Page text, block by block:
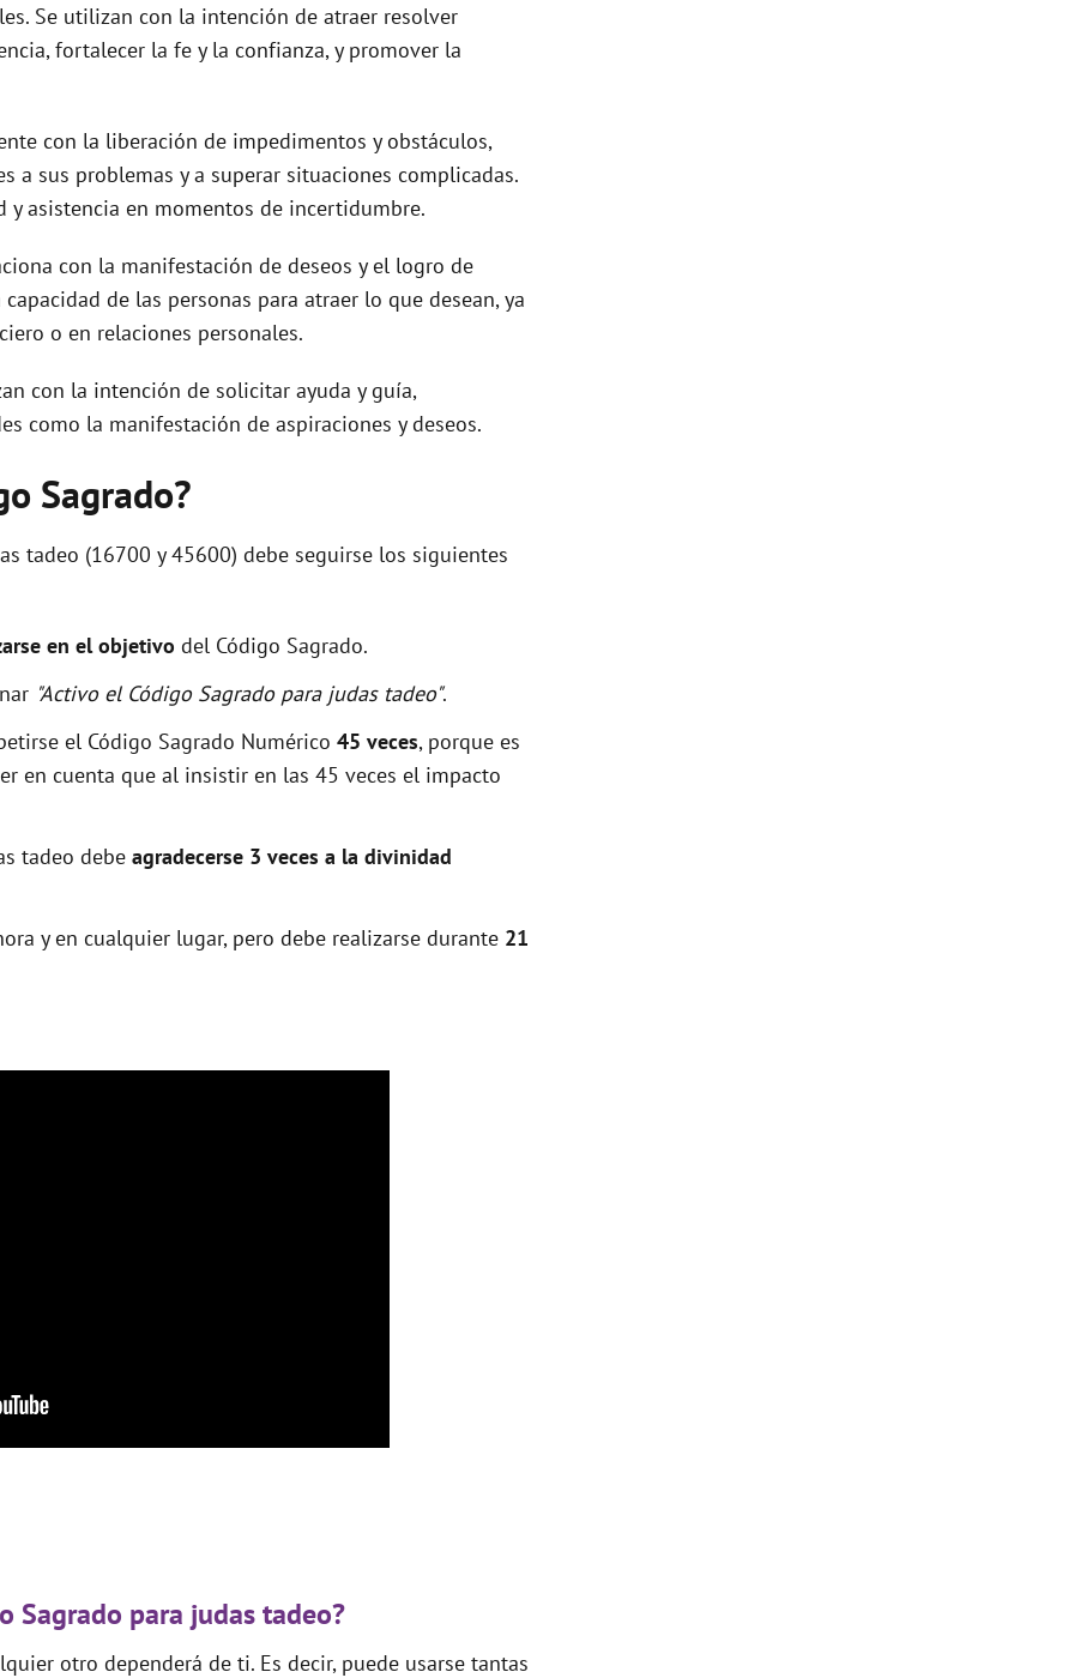
Se utilizan con la intención de atraer resolver
fortalecer la fe y la confianza, y promover la
con la liberación de impedimentos y obstáculos,
a sus problemas y a superar situaciones complicadas.
y asistencia en momentos de incertidumbre.
con la manifestación de deseos y el logro de
de las personas para atraer lo que desean, ya
o en relaciones personales.
con la intención de solicitar ayuda y guía,
como la manifestación de aspiraciones y deseos.
Sagrado?
tadeo (16700 y 45600) debe seguirse los siguientes
en el objetivo del Código Sagrado.
"Activo el Código Sagrado para judas tadeo".
el Código Sagrado Numérico 45 veces, porque es
en cuenta que al insistir en las 45 veces el impacto
tadeo debe agradecerse 3 veces a la divinidad
y en cualquier lugar, pero debe realizarse durante 21
Sagrado para judas tadeo?
otro dependerá de ti. Es decir, puede usarse tantas